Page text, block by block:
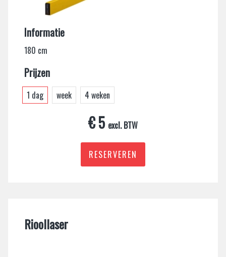
Informatie
180 cm
Prijzen
1 dag week 4 weken
€ 5 excl. BTW
RESERVEREN
Rioollaser